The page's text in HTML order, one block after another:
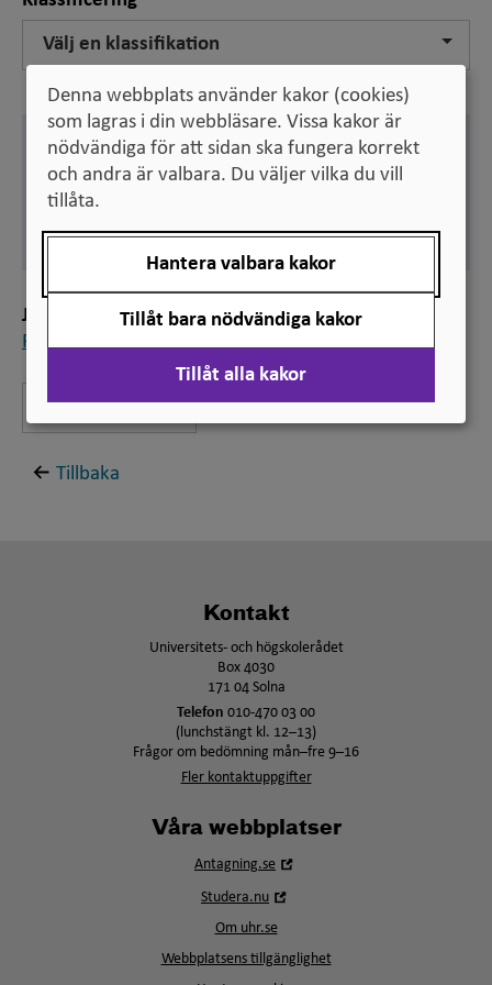
Välj en klassifikation
Engelska
group study
Svenska
gruppstudier
Jämför
PBL-basgrupp
Lämna feedback
Tillbaka
Kontakt
Universitets- och högskolerådet
Box 4030
171 04 Solna
Telefon 010-470 03 00
(lunchstängt kl. 12–13)
Frågor om bedömning mån–fre 9–16
Fler kontaktuppgifter
Våra webbplatser
Antagning.se
Studera.nu
fönster
Om uhr.se
Webbplatsens tillgänglighet
Denna webbplats använder kakor (cookies)
som lagras i din webbläsare. Vissa kakor är
nödvändiga för att sidan ska fungera korrekt
och andra är valbara. Du väljer vilka du vill
tillåta.
Hantera valbara kakor
Tillåt bara nödvändiga kakor
Tillåt alla kakor